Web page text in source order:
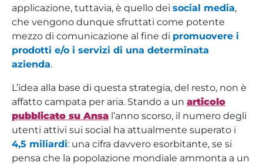
applicazione, tuttavia, è quello dei social media,
che vengono dunque sfruttati come potente
mezzo di comunicazione al fine di promuovere i
prodotti e/o i servizi di una determinata
azienda.
L’idea alla base di questa strategia, del resto, non è
affatto campata per aria. Stando a un articolo
pubblicato su Ansa l’anno scorso, il numero degli
utenti attivi sui social ha attualmente superato i
4,5 miliardi: una cifra davvero esorbitante, se si
pensa che la popolazione mondiale ammonta a un